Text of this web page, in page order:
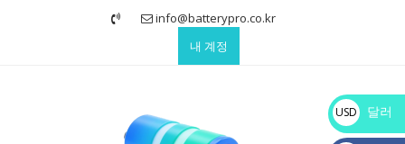
info@batterypro.co.kr
내 계정
USD
$
달러